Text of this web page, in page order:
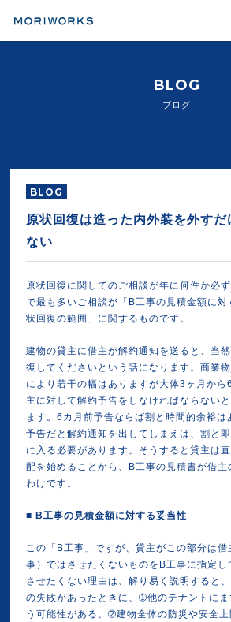
MORIWORKS
BLOG
ブログ
BLOG
原状回復は造った内外装を外す
ない
原状回復に関してのご相談が年に何件か必
で最も多いご相談が「B工事の見積金額に
状回復の範囲」に関するものです。
建物の貸主に借主が解約通知を送ると、当
復してくださいという話になります。商業
により若干の幅はありますが大体3ヶ月から
主に対して解約予告をしなければならない
ます。6カ月前予告ならば割と時間的余裕
予告だと解約通知を出してしまえば、割と
に入る必要があります。そうすると貸主は
配を始めることから、B工事の見積書が借主
わけです。
■ B工事の見積金額に対する妥当性
この「B工事」ですが、貸主がこの部分は
事）ではさせたくないものをB工事に指定
させたくない理由は、解り易く説明すると
の失敗があったときに、➀他のテナントにま
う可能性がある、➁建物全体の防災や安全